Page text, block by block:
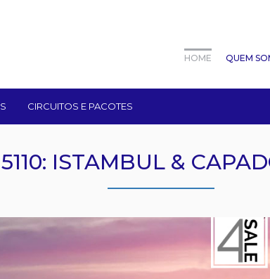
HOME QUEM
CIRCUITOS E PACOTES
5110: ISTAMBUL &